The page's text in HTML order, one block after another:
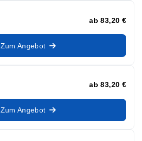
ab 83,20 €
Zum Angebot
ab 83,20 €
Zum Angebot